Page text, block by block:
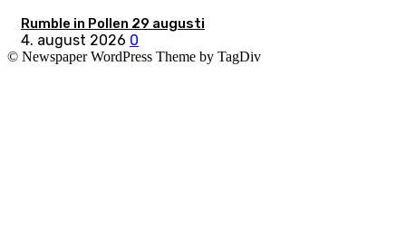
Rumble in Pollen 29 augusti
4. august 2026 0
© Newspaper WordPress Theme by TagDiv